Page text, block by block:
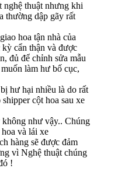
nghệ thuật nhưng khi
thường dập gãy rất
hoa tận nhà của
cẩn thận và được
đủ để chỉnh sửa mẫu
làm hư bố cục,
hư hại nhiều là do rất
cột hoa sau xe
như vậy.. Chúng
và lái xe
hàng sẽ được đảm
vì Nghệ thuật chúng
!